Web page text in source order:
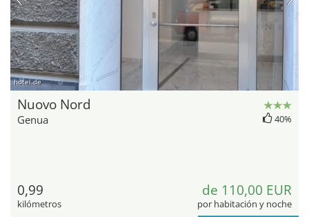
hotel.de
Nuovo Nord
Genua 40%
0,99
kilómetros
de 110,00 EUR
por habitación y noche